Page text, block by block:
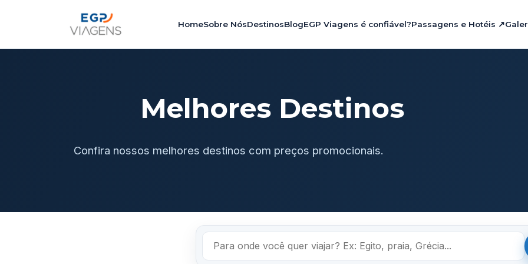
HomeSobre NósDestinosBlogEGP Viagens é confiável?Passagens e Hotéis ↗
Melhores Destinos
Confira nossos melhores destinos com preços promocionais.